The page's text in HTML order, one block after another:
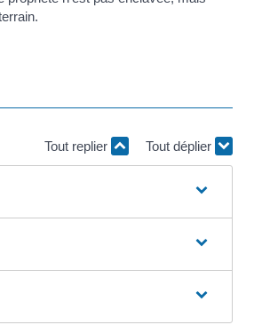
Tout replier Tout déplier